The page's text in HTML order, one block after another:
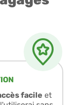
facile et